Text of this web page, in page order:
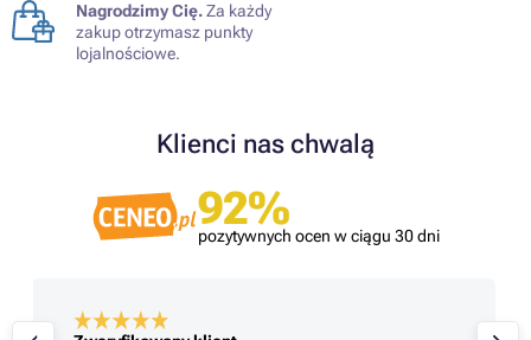
Nagrodzimy Cię.Za każdy
zakup otrzymasz punkty
lojalnościowe.
Klienci nas chwalą
92%
pozytywnych ocen w ciągu 30 dni